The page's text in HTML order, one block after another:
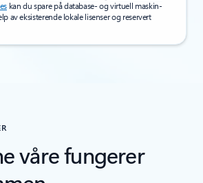
kan du spare på database- og virtuell maskin-
av eksisterende lokale lisenser og reservert
våre fungerer